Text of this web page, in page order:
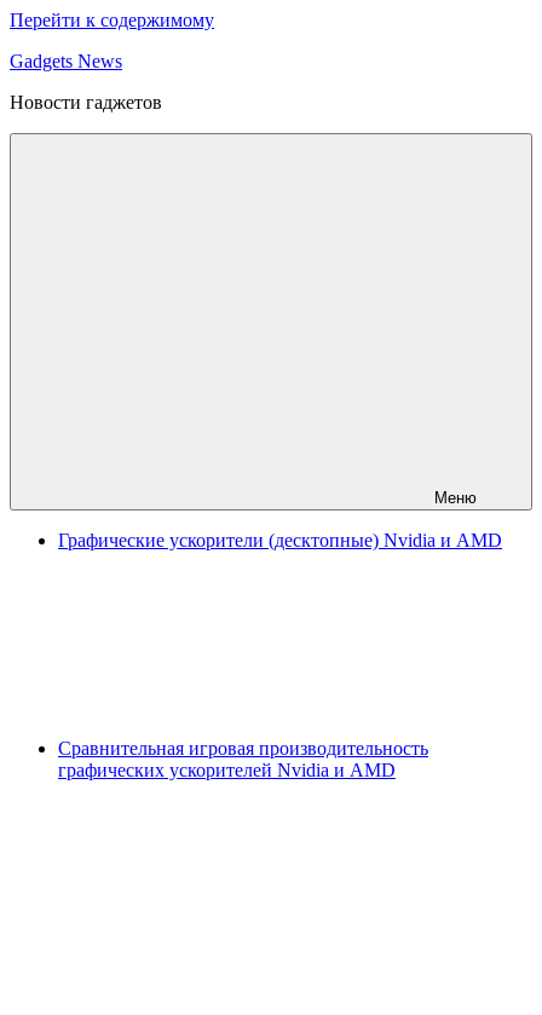
Перейти к содержимому
Gadgets News
Новости гаджетов
Меню
Графические ускорители (десктопные) Nvidia и AMD
Сравнительная игровая производительность
графических ускорителей Nvidia и AMD